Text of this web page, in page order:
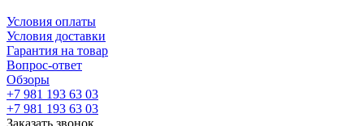
Условия оплаты
Условия доставки
Гарантия на товар
Вопрос-ответ
Обзоры
+7 981 193 63 03
+7 981 193 63 03
Заказать звонок